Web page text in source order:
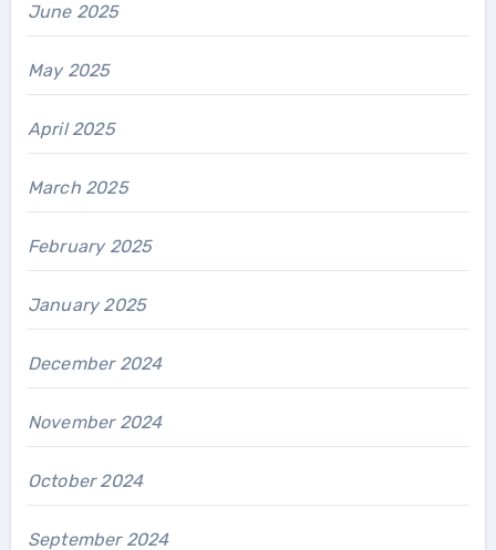
June 2025
May 2025
April 2025
March 2025
February 2025
January 2025
December 2024
November 2024
October 2024
September 2024